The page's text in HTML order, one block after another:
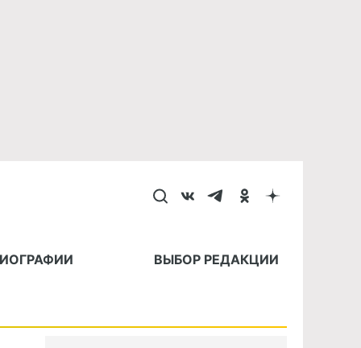
ВЫБОР РЕДАКЦИИ